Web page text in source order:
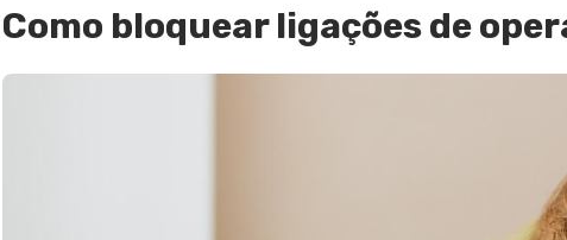
Como bloquear ligações de